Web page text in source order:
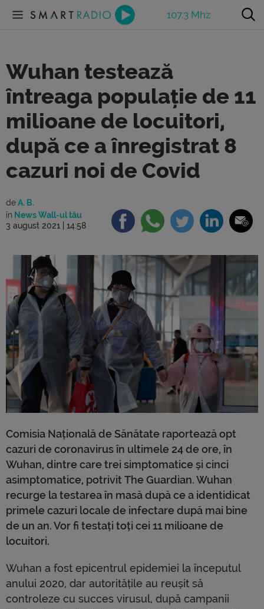
107.3 Mhz
Wuhan testează
întreaga populație de 11
milioane de locuitori,
după ce a înregistrat 8
cazuri noi de Covid
deA. B.
în News Wall-ul tău
3 august 2021 | 14:58
Comisia Națională de Sănătate raportează opt
cazuri de coronavirus în ultimele 24 de ore, în
Wuhan, dintre care trei simptomatice și cinci
asimptomatice, potrivit The Guardian. Wuhan
recurge la testarea în masă după ce a identidicat
primele cazuri locale de infectare după mai bine
de un an. Vor fi testați toți cei 11 milioane de
locuitori.
Wuhan a fost epicentrul epidemiei la începutul
anului 2020, dar autoritățile au reușit să
controleze cu succes virusul, după campanii